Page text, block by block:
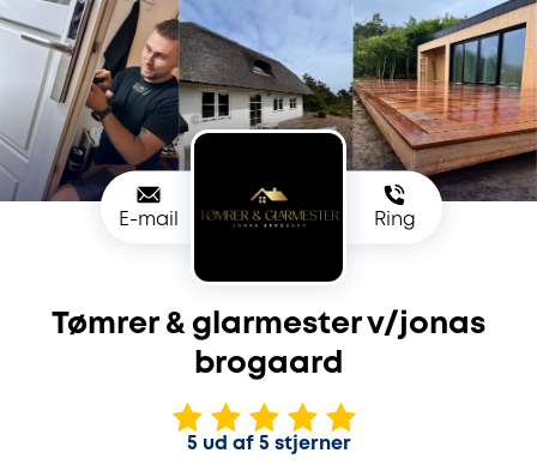
E-mail Ring
Tømrer & glarmester v/jonas
brogaard
5 ud af 5 stjerner